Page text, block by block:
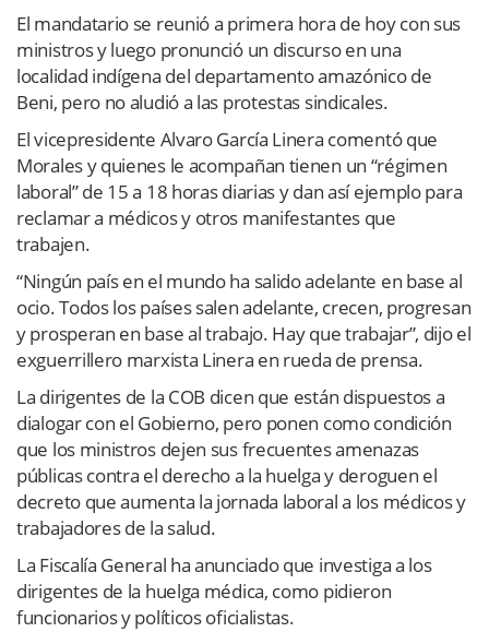
El mandatario se reunió a primera hora de hoy con sus
ministros y luego pronunció un discurso en una
localidad indígena del departamento amazónico de
Beni, pero no aludió a las protestas sindicales.
El vicepresidente Alvaro García Linera comentó que
Morales y quienes le acompañan tienen un “régimen
laboral” de 15 a 18 horas diarias y dan así ejemplo para
reclamar a médicos y otros manifestantes que
trabajen.
“Ningún país en el mundo ha salido adelante en base al
ocio. Todos los países salen adelante, crecen, progresan
y prosperan en base al trabajo. Hay que trabajar”, dijo el
exguerrillero marxista Linera en rueda de prensa.
La dirigentes de la COB dicen que están dispuestos a
dialogar con el Gobierno, pero ponen como condición
que los ministros dejen sus frecuentes amenazas
públicas contra el derecho a la huelga y deroguen el
decreto que aumenta la jornada laboral a los médicos y
trabajadores de la salud.
La Fiscalía General ha anunciado que investiga a los
dirigentes de la huelga médica, como pidieron
funcionarios y políticos oficialistas.